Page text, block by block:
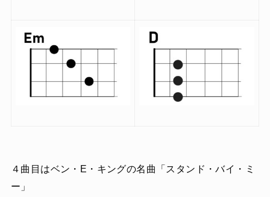
４曲目はベン・E・キングの名曲「スタンド・バイ・ミ
ー」